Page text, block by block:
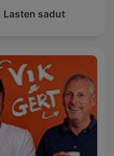
Lasten sadut